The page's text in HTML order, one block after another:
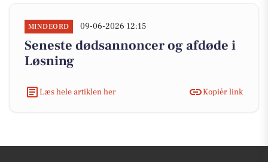
MINDEORD 09-06-2026 12:15
Seneste dødsannoncer og afdøde i
Løsning
Læs hele artiklen her Kopiér link